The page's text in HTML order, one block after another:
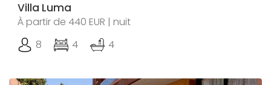
Villa Luma
À partir de 440 EUR | nuit
8
4 4